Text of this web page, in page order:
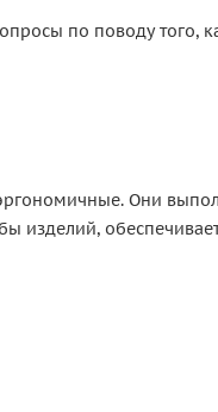
по поводу того,
Они
изделий,